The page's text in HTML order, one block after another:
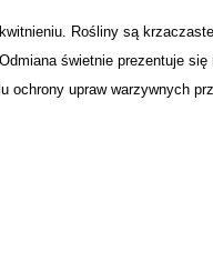
Rośliny są
świetnie prezentuje
ochrony upraw warzywnych